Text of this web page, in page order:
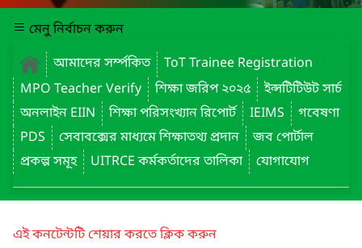
মেনু নির্বাচন করুন
আমাদের সর্ম্পকিত
ToT Trainee Registration
MPO Teacher Verify
শিক্ষা জরিপ ২০২৫
ইন্সটিটিউট সার্চ
অনলাইন EIIN
শিক্ষা পরিসংখ্যান রিপোর্ট IEIMS
গবেষণা
PDS
সেবাবক্সের মাধ্যমে শিক্ষাতথ্য প্রদান
জব পোর্টাল
প্রকল্প সমূহ
UITRCE কর্মকর্তাদের তালিকা যোগাযোগ
এই কনটেন্টটি শেয়ার করতে ক্লিক করুন